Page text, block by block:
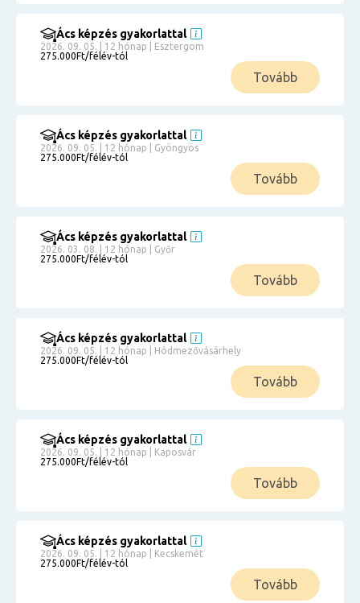
Ács képzés gyakorlattal
2026. 09. 05. | 12 hónap | Esztergom
275.000Ft/félév-tól
Tovább
Ács képzés gyakorlattal
2026. 09. 05. | 12 hónap | Gyöngyös
275.000Ft/félév-tól
Tovább
Ács képzés gyakorlattal
2026. 03. 08. | 12 hónap | Győr
275.000Ft/félév-tól
Tovább
Ács képzés gyakorlattal
2026. 09. 05. | 12 hónap | Hódmezővásárhely
275.000Ft/félév-tól
Tovább
Ács képzés gyakorlattal
2026. 09. 05. | 12 hónap | Kaposvár
275.000Ft/félév-tól
Tovább
Ács képzés gyakorlattal
2026. 09. 05. | 12 hónap | Kecskemét
275.000Ft/félév-tól
Tovább